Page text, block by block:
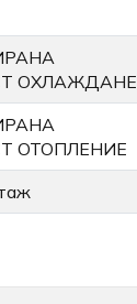
ОХЛАЖДАНЕ
ОТОПЛЕНИЕ